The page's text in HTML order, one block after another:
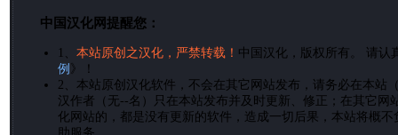
中国汉化网提醒您：
本站原创之汉化，严禁转载！ 中国汉化，版权所有。 请认
例 》！
2、 本站原创汉化软件，不会在其它网站发布，请务必在本站
汉作者（无--名）只在本站发布并及时更新、修正；在其它网
化网站的，都是没有更新的软件，造成一切后果，本站将概